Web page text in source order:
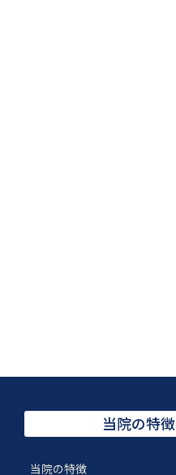
当院の特徴
当院の特徴